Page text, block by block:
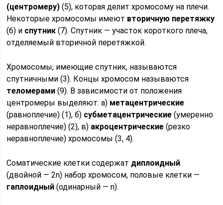
(центромеру) (5), которая делит хромосому на плечи.
Некоторые хромосомы имеют вторичную перетяжку
(6) и спутник (7). Спутник — участок короткого плеча,
отделяемый вторичной перетяжкой.
Хромосомы, имеющие спутник, называются
спутничными (3). Концы хромосом называются
теломерами (9). В зависимости от положения
центромеры выделяют: а) метацентрические
(равноплечие) (1), б) субметацентрические (умеренно
неравноплечие) (2), в) акроцентрические (резко
неравноплечие) хромосомы (3, 4).
Соматические клетки содержат диплоидный
(двойной — 2n) набор хромосом, половые клетки —
гаплоидный (одинарный — n).